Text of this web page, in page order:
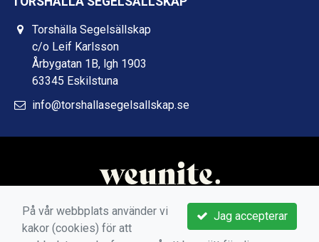
Torshälla Segelsällskap
c/o Leif Karlsson
Årbygatan 1B, lgh 1903
63345 Eskilstuna
info@torshallasegelsallskap.se
Jag accepterar
På vår webbplats använder vi
kakor (cookies) för att